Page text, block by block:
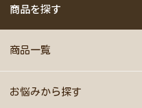
商品を探す
商品一覧
お悩みから探す